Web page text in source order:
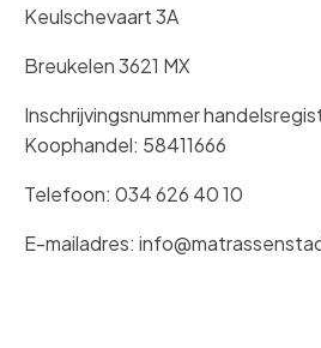
Keulschevaart 3A
Breukelen 3621 MX
Inschrijvingsnummer
Koophandel: 58411666
Telefoon: 034 626 40 10
E-mailadres: